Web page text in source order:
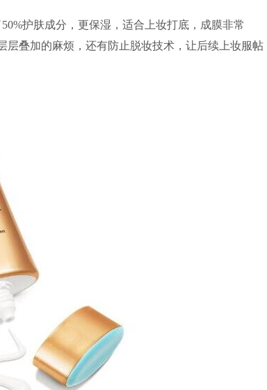
护肤成分，更保湿，适合上妆打底，成膜非常
叠加的麻烦，还有防止脱妆技术，让后续上妆服帖